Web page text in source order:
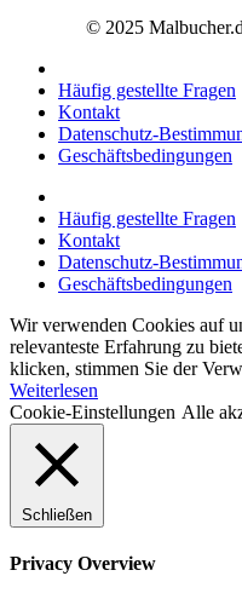
© 2025
Häufig gestellte Fragen
Kontakt
Datenschutz-
Geschäftsbedingungen
Häufig gestellte Fragen
Kontakt
Datenschutz-
Geschäftsbedingungen
Wir verwenden Cookies auf
relevanteste Erfahrung zu
klicken, stimmen Sie der
Weiterlesen
Cookie-Einstellungen Alle
Schließen
Privacy Overview